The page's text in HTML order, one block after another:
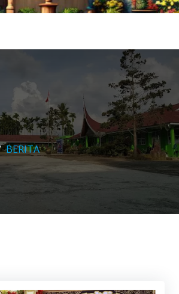
BERITA